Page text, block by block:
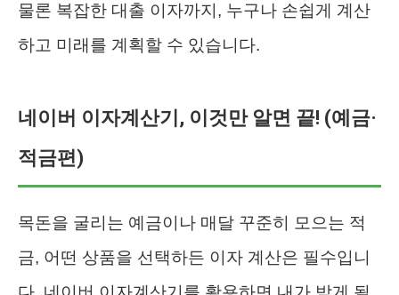
물론 복잡한 대출 이자까지, 누구나 손쉽게 계산
하고 미래를 계획할 수 있습니다.
네이버 이자계산기, 이것만 알면 끝! (예금·
적금편)
목돈을 굴리는 예금이나 매달 꾸준히 모으는 적
금, 어떤 상품을 선택하든 이자 계산은 필수입니